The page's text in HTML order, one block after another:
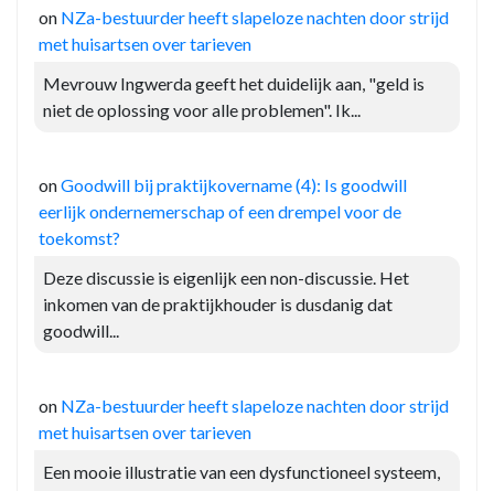
on NZa-bestuurder heeft slapeloze nachten door strijd
met huisartsen over tarieven
Mevrouw Ingwerda geeft het duidelijk aan, "geld is
niet de oplossing voor alle problemen". Ik...
onGoodwill bij praktijkovername (4): Is goodwill
eerlijk ondernemerschap of een drempel voor de
toekomst?
Deze discussie is eigenlijk een non-discussie. Het
inkomen van de praktijkhouder is dusdanig dat
goodwill...
on NZa-bestuurder heeft slapeloze nachten door strijd
met huisartsen over tarieven
Een mooie illustratie van een dysfunctioneel systeem,